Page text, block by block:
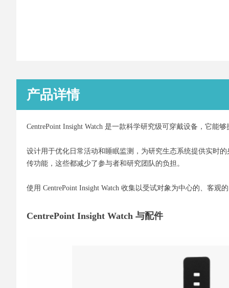
产品详情
CentrePoint Insight Watch 是一款科学研究级可穿戴设备，它能
设计用于优化日常活动和睡眠监测，为研究生态系统提供实时
传功能，这些都减少了参与者和研究团队的负担。
使用 CentrePoint Insight Watch 收集以受试对象为中心的、客
CentrePoint Insight Watch 与配件